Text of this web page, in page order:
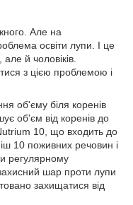
Але на
освіти лупи. І це
й чоловіків.
з цією проблемою і
об'єму біля коренів
об'єм від коренів до
10, що входить до
10 поживних речовин і
регулярному
шар проти лупи
захищатися від